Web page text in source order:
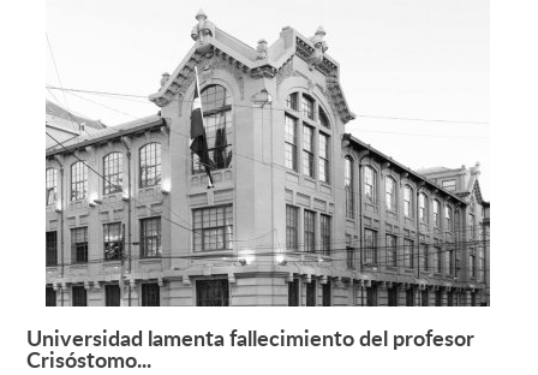
Leer más +
Universidad lamenta fallecimiento del profesor
Crisóstomo...